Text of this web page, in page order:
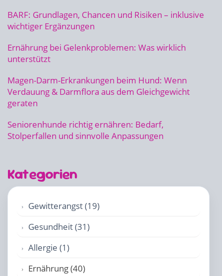
BARF: Grundlagen, Chancen und Risiken – inklusive
wichtiger Ergänzungen
Ernährung bei Gelenkproblemen: Was wirklich
unterstützt
Magen-Darm-Erkrankungen beim Hund: Wenn
Verdauung & Darmflora aus dem Gleichgewicht
geraten
Seniorenhunde richtig ernähren: Bedarf,
Stolperfallen und sinnvolle Anpassungen
Kategorien
Gewitterangst (19)
Gesundheit (31)
Allergie (1)
Ernährung (40)